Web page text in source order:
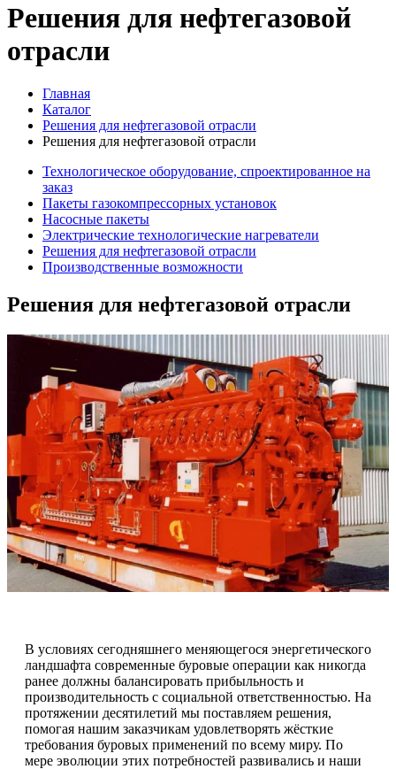
Решения для нефтегазовой
отрасли
Главная
Каталог
Решения для нефтегазовой отрасли
Решения для нефтегазовой отрасли
Технологическое оборудование, спроектированное на
заказ
Пакеты газокомпрессорных установок
Насосные пакеты
Электрические технологические нагреватели
Решения для нефтегазовой отрасли
Производственные возможности
Решения для нефтегазовой отрасли
В условиях сегодняшнего меняющегося энергетического
ландшафта современные буровые операции как никогда
ранее должны балансировать прибыльность и
производительность с социальной ответственностью. На
протяжении десятилетий мы поставляем решения,
помогая нашим заказчикам удовлетворять жёсткие
требования буровых применений по всему миру. По
мере эволюции этих потребностей развивались и наши